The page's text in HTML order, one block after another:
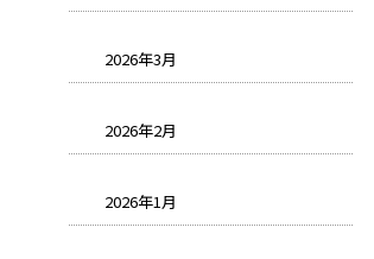
2026年3月
2026年2月
2026年1月